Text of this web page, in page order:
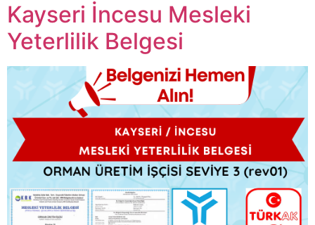
Kayseri İncesu Mesleki
Yeterlilik Belgesi